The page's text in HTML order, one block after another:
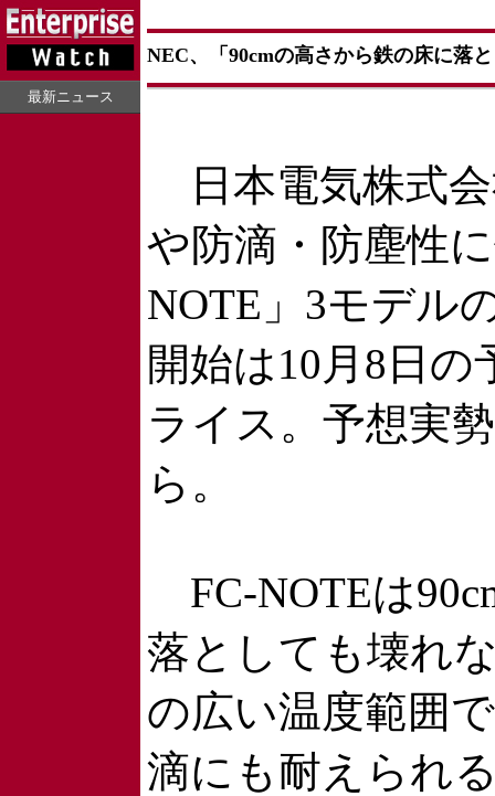
最新ニュース
NEC、「90cmの高さから鉄の床に落
日本電気株式会
や防滴・防塵性
NOTE」3モデル
開始は10月8日
ライス。予想実
ら。
FC-NOTEは
落としても壊れ
の広い温度範囲
滴にも耐えられ